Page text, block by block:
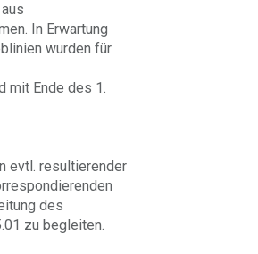
In Erwartung
wurden für
mit Ende des 1.
evtl. resultierender
des
zu begleiten.